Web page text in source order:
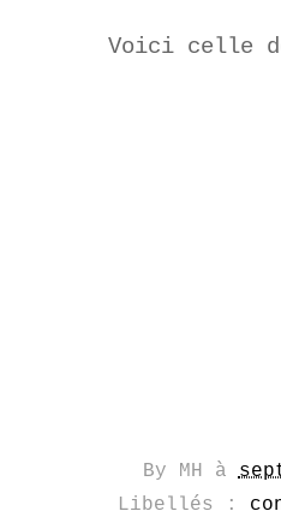
Voici celle
By MH à
Libellés :